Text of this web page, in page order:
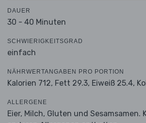
DAUER
30 - 40 Minuten
SCHWIERIGKEITSGRAD
einfach
NÄHRWERTANGABEN PRO PORTION
Kalorien 712, Fett 29.3, Eiweiß 25.4,
ALLERGENE
Eier, Milch, Gluten und Sesamsamen.